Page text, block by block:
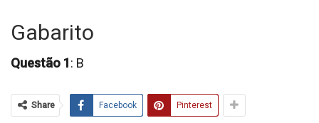
Gabarito
Questão 1: B
Share Facebook Pinterest